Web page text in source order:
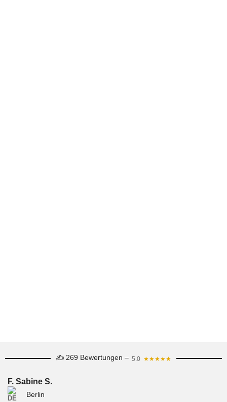
✍ 269 Bewertungen – 5.0 ★★★★★
F. Sabine S.
Berlin